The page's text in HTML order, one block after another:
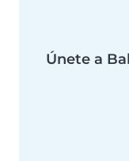
Únete a